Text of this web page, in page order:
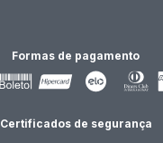
Formas de pagamento
Certificados de segurança